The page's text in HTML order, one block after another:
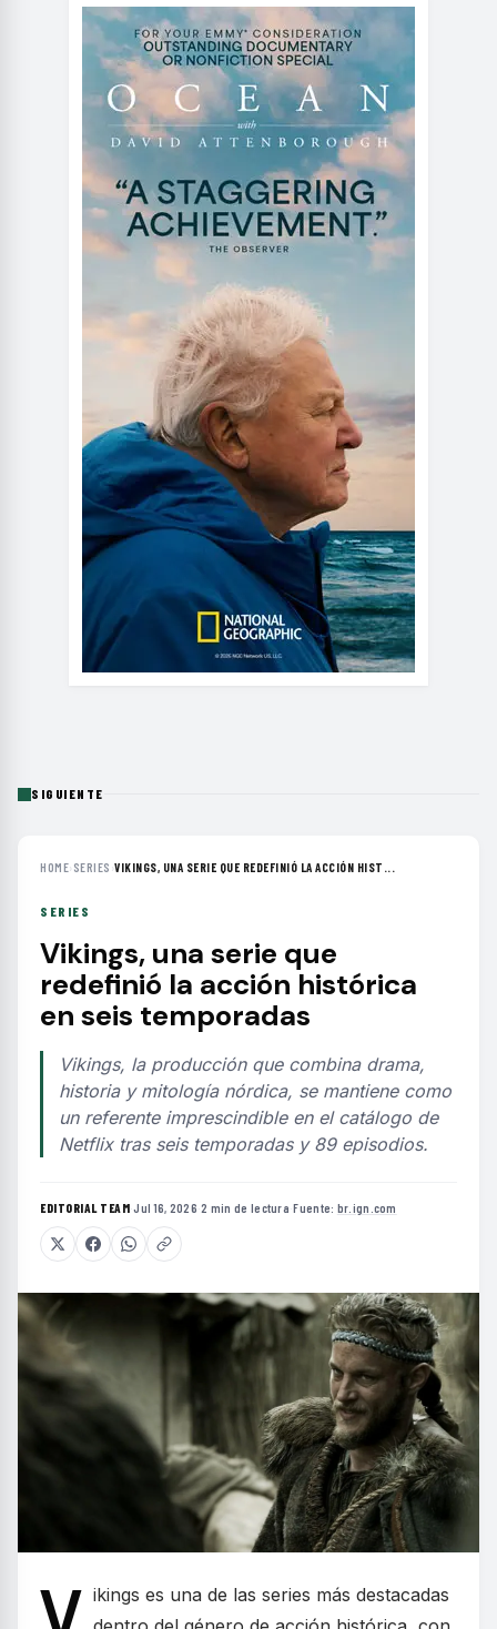
SIGUIENTE
HOME› SERIES ›VIKINGS, UNA SERIE QUE REDEFINIÓ LA ACCIÓN HIST...
SERIES
Vikings, una serie que
redefinió la acción histórica
en seis temporadas
Vikings, la producción que combina drama,
historia y mitología nórdica, se mantiene como
un referente imprescindible en el catálogo de
Netflix tras seis temporadas y 89 episodios.
EDITORIAL TEAM·Jul 16, 2026·2 min de lectura·Fuente: br.ign.com
ikings es una de las series más destacadas